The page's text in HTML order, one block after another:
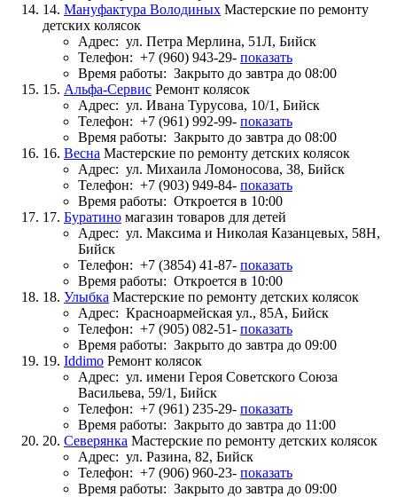
14. Мануфактура Володиных Мастерские по ремонту
детских колясок
Адрес: ул. Петра Мерлина, 51Л, Бийск
Телефон: +7 (960) 943-29- показать
Время работы: Закрыто до завтра до 08:00
15. Альфа-Сервис Ремонт колясок
Адрес: ул. Ивана Турусова, 10/1, Бийск
Телефон: +7 (961) 992-99- показать
Время работы: Закрыто до завтра до 08:00
16. Весна Мастерские по ремонту детских колясок
Адрес: ул. Михаила Ломоносова, 38, Бийск
Телефон: +7 (903) 949-84- показать
Время работы: Откроется в 10:00
17. Буратино магазин товаров для детей
Адрес: ул. Максима и Николая Казанцевых, 58Н,
Бийск
Телефон: +7 (3854) 41-87- показать
Время работы: Откроется в 10:00
18. Улыбка Мастерские по ремонту детских колясок
Адрес: Красноармейская ул., 85А, Бийск
Телефон: +7 (905) 082-51- показать
Время работы: Закрыто до завтра до 09:00
19. Iddimo Ремонт колясок
Адрес: ул. имени Героя Советского Союза
Васильева, 59/1, Бийск
Телефон: +7 (961) 235-29- показать
Время работы: Закрыто до завтра до 11:00
20. Северянка Мастерские по ремонту детских колясок
Адрес: ул. Разина, 82, Бийск
Телефон: +7 (906) 960-23- показать
Время работы: Закрыто до завтра до 09:00